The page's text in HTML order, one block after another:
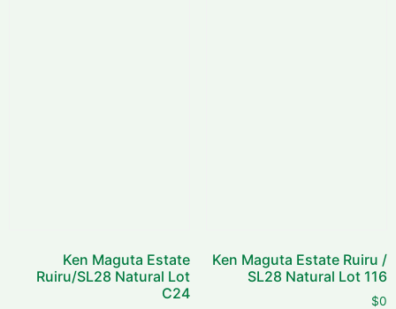
Ken Maguta Estate Ruiru /
SL28 Natural Lot 116
$0
Ken Maguta Estate
Ruiru/SL28 Natural Lot
C24